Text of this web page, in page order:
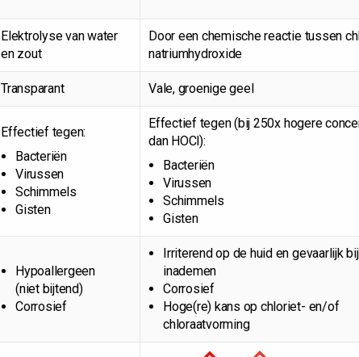
Elektrolyse van water
en zout
Door een chemische reactie tussen
natriumhydroxide
Transparant Vale, groenige geel
Effectief tegen:
Bacteriën
Virussen
Schimmels
Gisten
Effectief tegen (bij 250x hogere
dan HOCl):
Bacteriën
Virussen
Schimmels
Gisten
Hypoallergeen
(niet bijtend)
Corrosief
Irriterend op de huid en gevaarlijk bij
inademen
Corrosief
Hoge(re) kans op chloriet- en/of
chloraatvorming